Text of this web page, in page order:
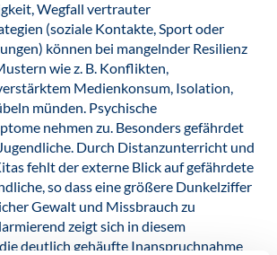
Wegfall vertrauter
(soziale Kontakte, Sport oder
können bei mangelnder Resilienz
wie z. B. Konflikten,
Medienkonsum, Isolation,
münden. Psychische
nehmen zu. Besonders gefährdet
Durch Distanzunterricht und
fehlt der externe Blick auf gefährdete
so dass eine größere Dunkelziffer
Gewalt und Missbrauch zu
zeigt sich in diesem
deutlich gehäufte Inanspruchnahme